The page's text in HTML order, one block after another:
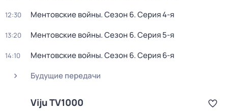
12:30 Ментовские войны. Сезон 6. Серия 4-я
13:20 Ментовские войны. Сезон 6. Серия 5-я
14:10 Ментовские войны. Сезон 6. Серия 6-я
Будущие передачи
Viju TV1000